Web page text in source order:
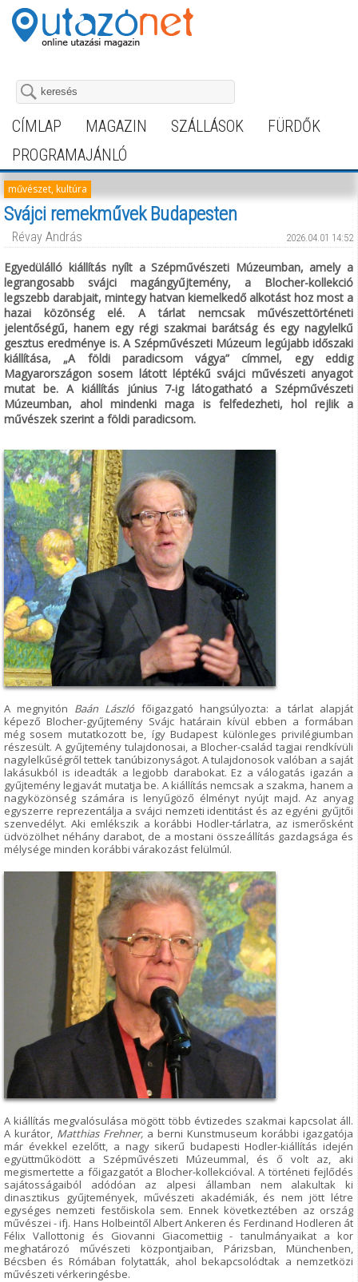
CÍMLAP MAGAZIN SZÁLLÁSOK
FÜRDŐK
PROGRAMAJÁNLÓ
művészet, kultúra
Svájci remekművek Budapesten
Révay András 2026.04.01 14:52
Egyedülálló kiállítás nyílt a Szépművészeti Múzeumban, amely a
legrangosabb svájci magángyűjtemény, a Blocher-kollekció
legszebb darabjait, mintegy hatvan kiemelkedő alkotást hoz most a
hazai közönség elé. A tárlat nemcsak művészettörténeti
jelentőségű, hanem egy régi szakmai barátság és egy nagylelkű
gesztus eredménye is. A Szépművészeti Múzeum legújabb időszaki
kiállítása, „A földi paradicsom vágya” címmel, egy eddig
Magyarországon sosem látott léptékű svájci művészeti anyagot
mutat be. A kiállítás június 7-ig látogatható a Szépművészeti
Múzeumban, ahol mindenki maga is felfedezheti, hol rejlik a
művészek szerint a földi paradicsom.
A megnyitón Baán László főigazgató hangsúlyozta: a tárlat alapját
képező Blocher-gyűjtemény Svájc határain kívül ebben a formában
még sosem mutatkozott be, így Budapest különleges privilégiumban
részesült. A gyűjtemény tulajdonosai, a Blocher-család tagjai rendkívüli
nagylelkűségről tettek tanúbizonyságot. A tulajdonosok valóban a saját
lakásukból is ideadták a legjobb darabokat. Ez a válogatás igazán a
gyűjtemény legjavát mutatja be. A kiállítás nemcsak a szakma, hanem a
nagyközönség számára is lenyűgöző élményt nyújt majd. Az anyag
egyszerre reprezentálja a svájci nemzeti identitást és az egyéni gyűjtői
szenvedélyt. Aki emlékszik a korábbi Hodler-tárlatra, az ismerősként
üdvözölhet néhány darabot, de a mostani összeállítás gazdagsága és
mélysége minden korábbi várakozást felülmúl.
A kiállítás megvalósulása mögött több évtizedes szakmai kapcsolat áll.
A kurátor, Matthias Frehner, a berni Kunstmuseum korábbi igazgatója
már évekkel ezelőtt, a nagy sikerű budapesti Hodler-kiállítás idején
együttműködött a Szépművészeti Múzeummal, és ő volt az, aki
megismertette a főigazgatót a Blocher-kollekcióval. A történeti fejlődés
sajátosságaiból adódóan az alpesi államban nem alakultak ki
dinasztikus gyűjtemények, művészeti akadémiák, és nem jött létre
egységes nemzeti festőiskola sem. Ennek következtében az ország
művészei - ifj. Hans Holbeintől Albert Ankeren és Ferdinand Hodleren át
Félix Vallottonig és Giovanni Giacomettiig - tanulmányaikat a kor
meghatározó művészeti központjaiban, Párizsban, Münchenben,
Bécsben és Rómában folytatták, ahol bekapcsolódtak a nemzetközi
művészeti vérkeringésbe.